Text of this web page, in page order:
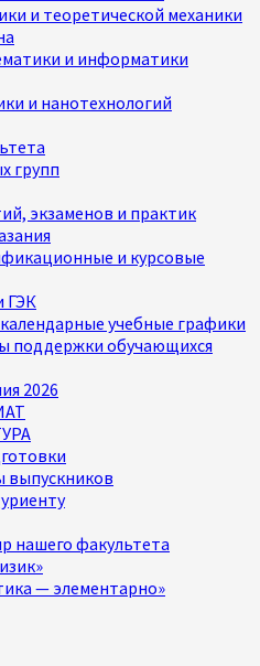
и теоретической механики
и информатики
и нанотехнологий
групп
экзаменов и практик
и курсовые
ГЭК
учебные графики
поддержки обучающихся
2026
выпускников
нашего факультета
— элементарно»